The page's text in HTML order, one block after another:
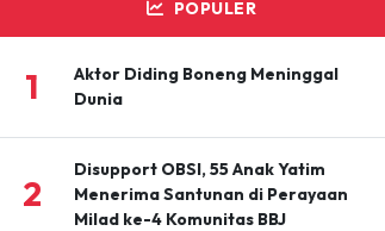
POPULER
1
Aktor Diding Boneng Meninggal
Dunia
2
Disupport OBSI, 55 Anak Yatim
Menerima Santunan di Perayaan
Milad ke-4 Komunitas BBJ